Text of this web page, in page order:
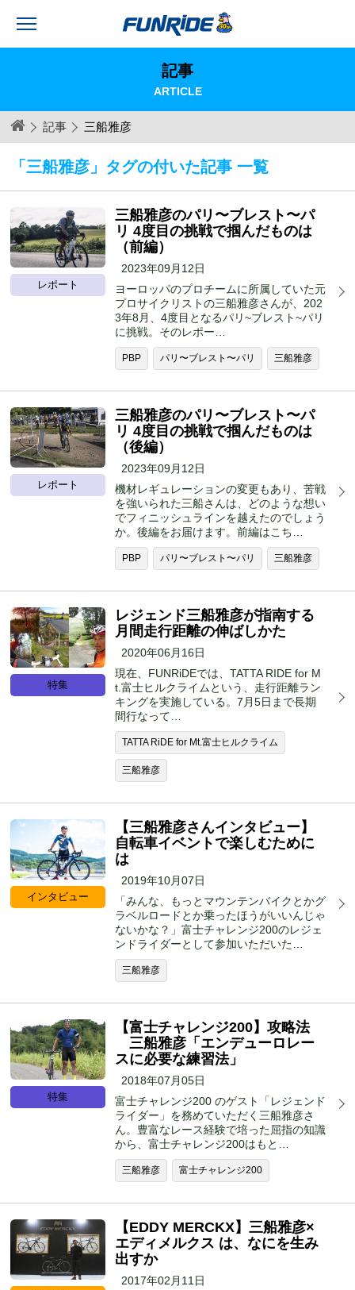
記事
ARTICLE
記事 三船雅彦
「三船雅彦」タグの付いた記事 一覧
レポート
三船雅彦のパリ〜ブレスト〜パ
リ 4度目の挑戦で掴んだものは
（前編）
2023年09月12日
ヨーロッパのプロチームに所属していた元
プロサイクリストの三船雅彦さんが、202
3年8月、4度目となるパリ~ブレスト~パリ
に挑戦。そのレポー…
PBP パリ〜ブレスト〜パリ 三船雅彦
レポート
三船雅彦のパリ〜ブレスト〜パ
リ 4度目の挑戦で掴んだものは
（後編）
2023年09月12日
機材レギュレーションの変更もあり、苦戦
を強いられた三船さんは、どのような想い
でフィニッシュラインを越えたのでしょう
か。後編をお届けます。前編はこち…
PBP パリ〜ブレスト〜パリ 三船雅彦
特集
レジェンド三船雅彦が指南する
月間走行距離の伸ばしかた
2020年06月16日
現在、FUNRiDEでは、TATTA RIDE for M
t.富士ヒルクライムという、走行距離ラン
キングを実施している。7月5日まで長期
間行なって…
TATTA RiDE for Mt.富士ヒルクライム
三船雅彦
インタビュー
【三船雅彦さんインタビュー】
自転車イベントで楽しむために
は
2019年10月07日
「みんな、もっとマウンテンバイクとかグ
ラベルロードとか乗ったほうがいいんじゃ
ないかな？」富士チャレンジ200のレジェ
ンドライダーとして参加いただいた…
三船雅彦
特集
【富士チャレンジ200】攻略法
三船雅彦「エンデューロレー
スに必要な練習法」
2018年07月05日
富士チャレンジ200 のゲスト「レジェンド
ライダー」を務めていただく三船雅彦さ
ん。豊富なレース経験で培った屈指の知識
から、富士チャレンジ200はもと…
三船雅彦 富士チャレンジ200
【EDDY MERCKX】三船雅彦×
エディメルクス は、なにを生み
出すか
2017年02月11日